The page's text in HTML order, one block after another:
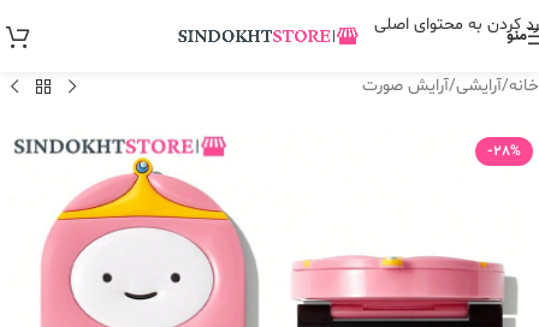
رد کردن به محتوای اصلی
منو
خانه/آرایشی/آرایش صورت
-28%